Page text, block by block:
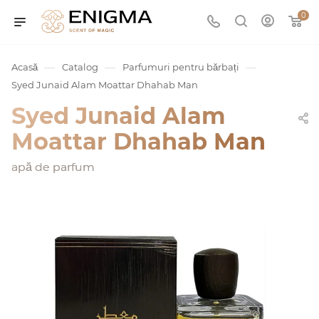
0
Acasă — Catalog — Parfumuri pentru bărbați —
Syed Junaid Alam Moattar Dhahab Man
Syed Junaid Alam
Moattar Dhahab Man
apă de parfum